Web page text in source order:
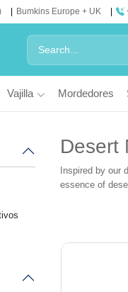
Bumkins Europe + UK
Vajilla Mordedores
Desert
Inspired by our
essence of